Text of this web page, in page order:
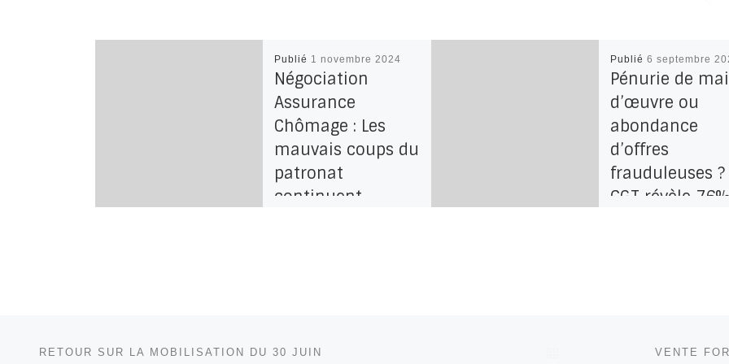
Publié 1 novembre 2024
Négociation
Assurance
Chômage : Les
mauvais coups du
patronat
continuent,
séance de négociation
Publié 6 septembre
Pénurie de
d’œuvre ou
abondance
d’offres
frauduleuses ?
CGT révèle 76%
dans les journaux :
Parcourir les articles
RETOUR SUR LA MOBILISATION DU 30 JUIN RETOUR À LA LISTE